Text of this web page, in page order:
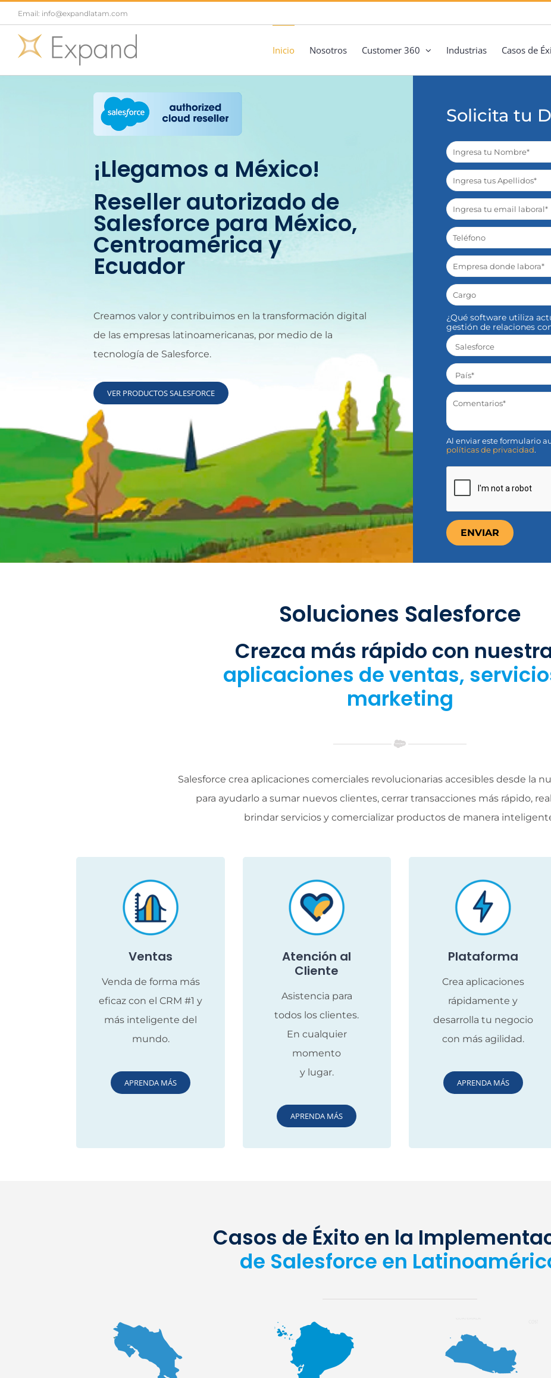
Saltar
al
contenido
Email: info@expandlatam.com
Inicio Nosotros Customer 360 Industrias Casos de
¡Llegamos a México!
Reseller autorizado de
Salesforce para México,
Centroamérica y
Ecuador
Creamos valor y contribuimos en la transformación digital
de las empresas latinoamericanas, por medio de la
tecnología de Salesforce.
VER PRODUCTOS SALESFORCE
Solicita tu
¿Qué software utiliza
gestión de relaciones
Al enviar este formulario
políticas de privacidad.
Soluciones Salesforce
Crezca más rápido con
aplicaciones de ventas,
marketing
Salesforce crea aplicaciones comerciales revolucionarias accesibles desde la
para ayudarlo a sumar nuevos clientes, cerrar transacciones más rápido,
brindar servicios y comercializar productos de manera
Ventas
Venda de forma más
eficaz con el CRM #1 y
más inteligente del
mundo.
APRENDA MÁS
Atención al
Cliente
Asistencia para
todos los clientes.
En cualquier
momento
y lugar.
APRENDA MÁS
Plataforma
Crea aplicaciones
rápidamente y
desarrolla tu negocio
con más agilidad.
APRENDA MÁS
Casos de Éxito en la
de Salesforce en